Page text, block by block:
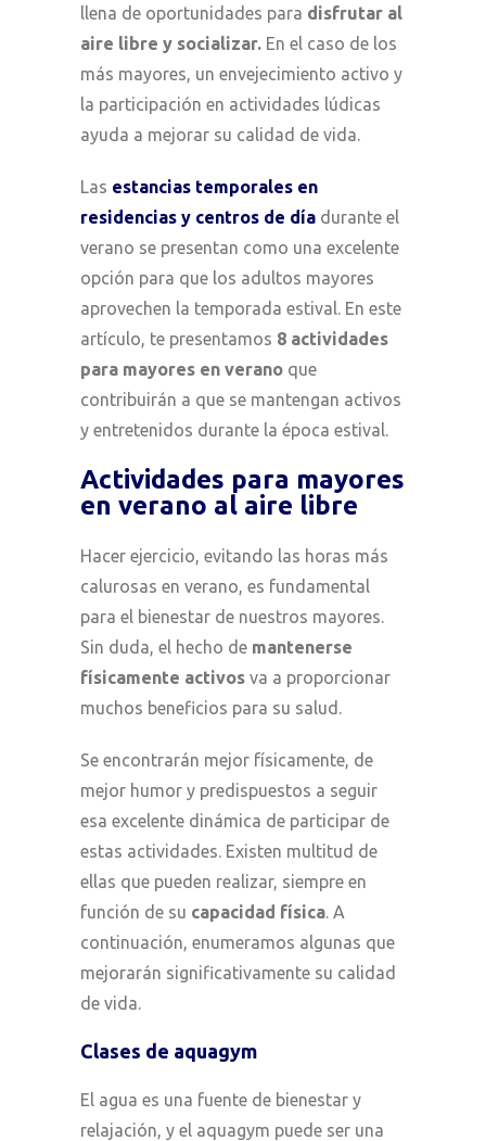
llena de oportunidades para disfrutar al
aire libre y socializar. En el caso de los
más mayores, un envejecimiento activo y
la participación en actividades lúdicas
ayuda a mejorar su calidad de vida.
Las estancias temporales en
residencias y centros de día durante el
verano se presentan como una excelente
opción para que los adultos mayores
aprovechen la temporada estival. En este
artículo, te presentamos 8 actividades
para mayores en verano que
contribuirán a que se mantengan activos
y entretenidos durante la época estival.
Actividades para mayores
en verano al aire libre
Hacer ejercicio, evitando las horas más
calurosas en verano, es fundamental
para el bienestar de nuestros mayores.
Sin duda, el hecho de mantenerse
físicamente activos va a proporcionar
muchos beneficios para su salud.
Se encontrarán mejor físicamente, de
mejor humor y predispuestos a seguir
esa excelente dinámica de participar de
estas actividades. Existen multitud de
ellas que pueden realizar, siempre en
función de su capacidad física. A
continuación, enumeramos algunas que
mejorarán significativamente su calidad
de vida.
Clases de aquagym
El agua es una fuente de bienestar y
relajación, y el aquagym puede ser una